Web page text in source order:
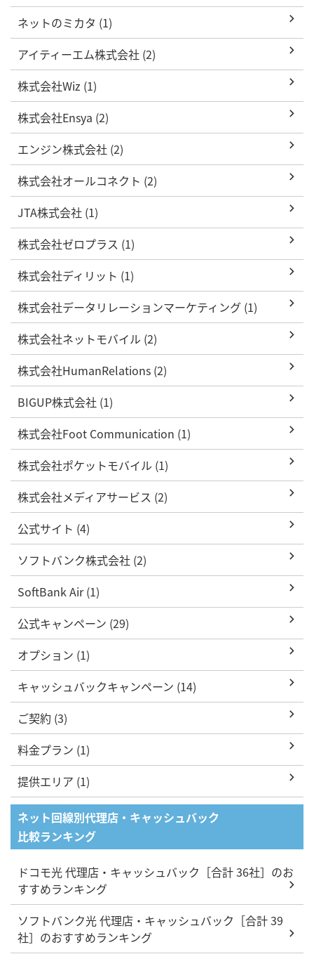
ネットのミカタ (1)
アイティーエム株式会社 (2)
株式会社Wiz (1)
株式会社Ensya (2)
エンジン株式会社 (2)
株式会社オールコネクト (2)
JTA株式会社 (1)
株式会社ゼロプラス (1)
株式会社ディリット (1)
株式会社データリレーションマーケティング (1)
株式会社ネットモバイル (2)
株式会社HumanRelations (2)
BIGUP株式会社 (1)
株式会社Foot Communication (1)
株式会社ポケットモバイル (1)
株式会社メディアサービス (2)
公式サイト (4)
ソフトバンク株式会社 (2)
SoftBank Air (1)
公式キャンペーン (29)
オプション (1)
キャッシュバックキャンペーン (14)
ご契約 (3)
料金プラン (1)
提供エリア (1)
ネット回線別代理店・キャッシュバック
比較ランキング
ドコモ光 代理店・キャッシュバック［合計 36社］のお
すすめランキング
ソフトバンク光 代理店・キャッシュバック［合計 39
社］のおすすめランキング